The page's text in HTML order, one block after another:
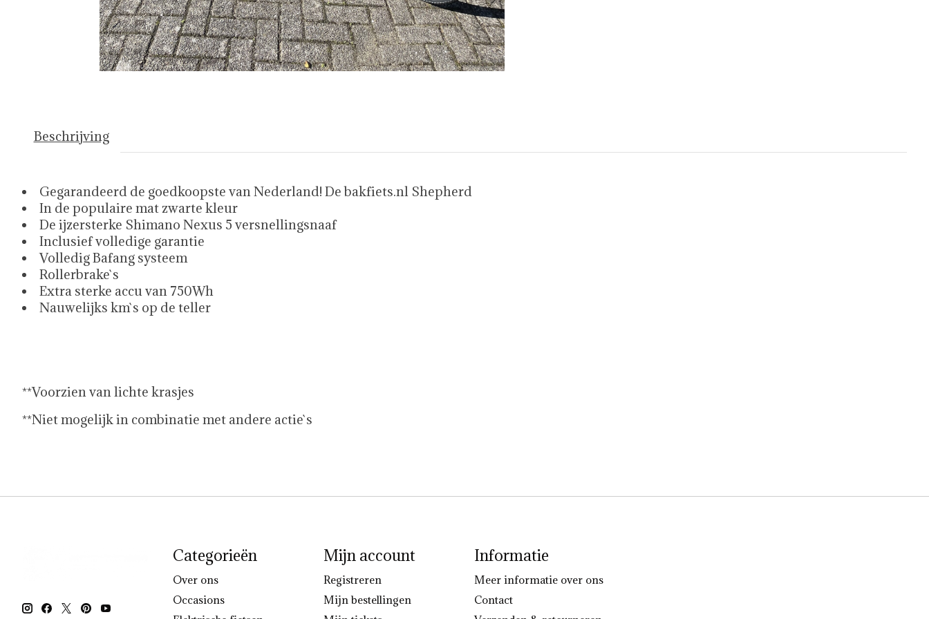
Beschrijving
Gegarandeerd de goedkoopste van Nederland! De bakfiets.nl Shepherd
In de populaire mat zwarte kleur
De ijzersterke Shimano Nexus 5 versnellingsnaaf
Inclusief volledige garantie
Volledig Bafang systeem
Rollerbrake`s
Extra sterke accu van 750Wh
Nauwelijks km`s op de teller
**Voorzien van lichte krasjes
**Niet mogelijk in combinatie met andere actie`s
Categorieën
Over ons
Occasions
Mijn account
Registreren
Mijn bestellingen
Informatie
Meer informatie over ons
Contact